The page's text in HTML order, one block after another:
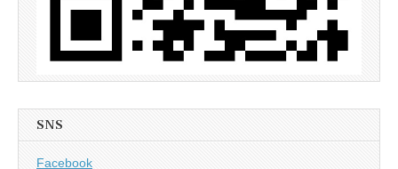
SNS
Facebook